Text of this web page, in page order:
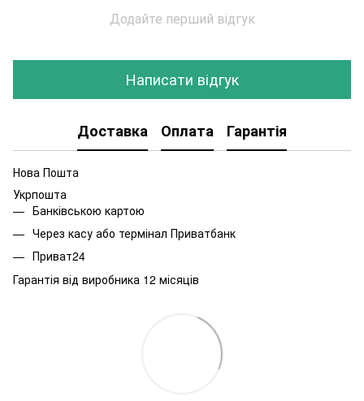
Додайте перший відгук
Написати відгук
Доставка Оплата Гарантія
Нова Пошта
Укрпошта
Банківською картою
Через касу або термінал Приватбанк
Приват24
Гарантія від виробника 12 місяців